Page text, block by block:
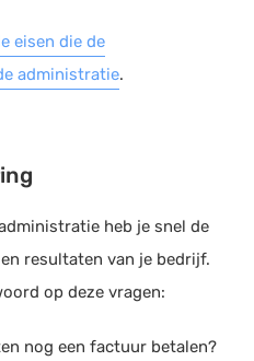
eisen die de
administratie.
heb je snel de
resultaten van je bedrijf.
op deze vragen:
nog een factuur betalen?